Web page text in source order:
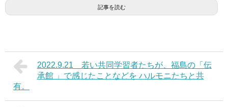
記事を読む
2022.9.21 若い共同学習者たちが、福島の「伝
承館 」で感じたことなどを ハルモニたちと共
有。